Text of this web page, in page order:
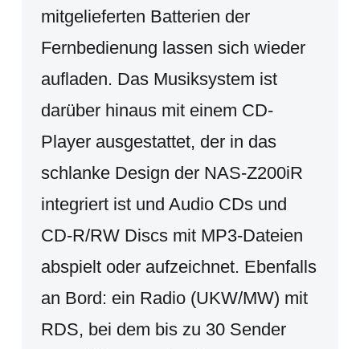
mitgelieferten Batterien der
Fernbedienung lassen sich wieder
aufladen. Das Musiksystem ist
darüber hinaus mit einem CD-
Player ausgestattet, der in das
schlanke Design der NAS-Z200iR
integriert ist und Audio CDs und
CD-R/RW Discs mit MP3-Dateien
abspielt oder aufzeichnet. Ebenfalls
an Bord: ein Radio (UKW/MW) mit
RDS, bei dem bis zu 30 Sender